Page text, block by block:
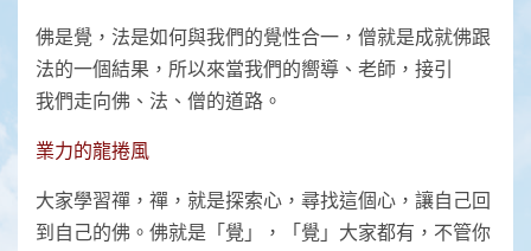
佛是覺，法是如何與我們的覺性合一，僧就是成就佛跟
法的一個結果，所以來當我們的嚮導、老師，接引
我們走向佛、法、僧的道路。
業力的龍捲風
大家學習禪，禪，就是探索心，尋找這個心，讓自己回
到自己的佛。佛就是「覺」，「覺」大家都有，不管你